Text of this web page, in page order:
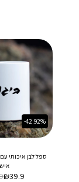
-42.92%
ספל לבן איכותי
₪39.9